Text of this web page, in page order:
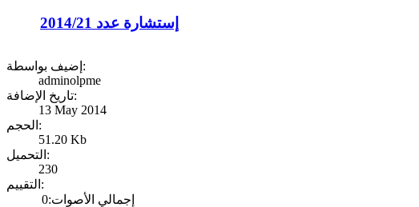
إستشارة عدد 2014/21
إضيف بواسطة:
adminolpme
تاريخ الإضافة:
13 May 2014
الحجم:
51.20 Kb
التحميل:
230
التقييم:
إجمالي الأصوات:0